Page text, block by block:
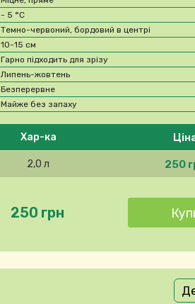
- 5 °C
Темно-червоний, бордовий в центрі
10-15 см
Гарно підходить для зрізу
Липень-жовтень
Безперервне
Майже без запаху
Хар-ка
2,0 л 250
250 грн